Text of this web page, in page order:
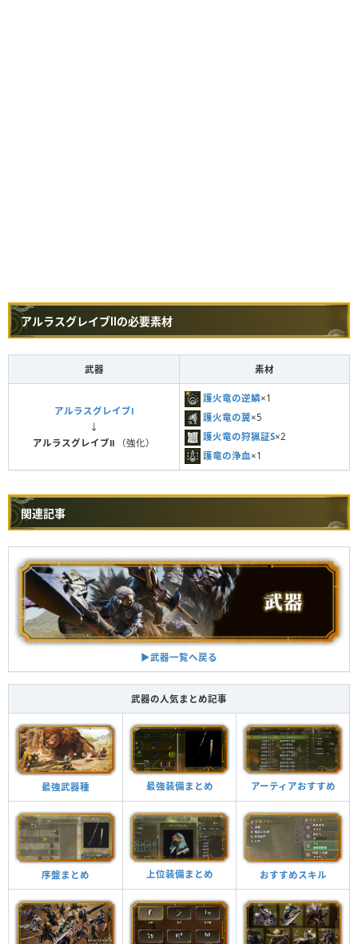
アルラスグレイブⅡの必要素材
武器 素材
アルラスグレイブⅠ
↓
アルラスグレイブⅡ （強化）
護火竜の逆鱗×1
護火竜の翼×5
護火竜の狩猟証S×2
護竜の浄血 ×1
関連記事
▶︎武器一覧へ戻る
武器の人気まとめ記事
最強武器種 最強装備まとめ アーティアおすすめ
序盤まとめ 上位装備まとめ おすすめスキル